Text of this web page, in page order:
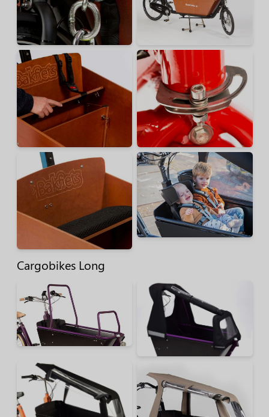
Cargobikes Long